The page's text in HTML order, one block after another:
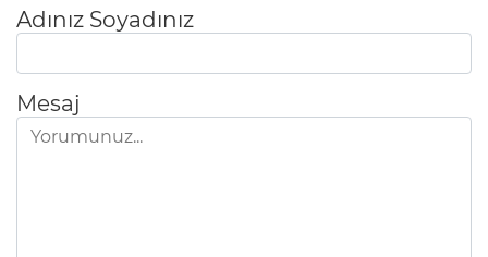
Adınız Soyadınız
Mesaj